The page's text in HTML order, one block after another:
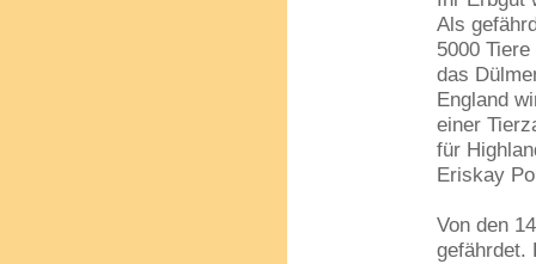
Als
5000
das
England
einer
für
Eriskay
Von den
gefährdet.